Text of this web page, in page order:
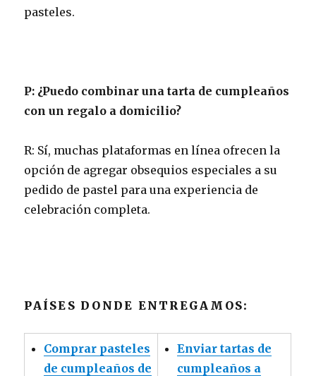
pasteles.
P: ¿Puedo combinar una tarta de cumpleaños
con un regalo a domicilio?
R: Sí, muchas plataformas en línea ofrecen la
opción de agregar obsequios especiales a su
pedido de pastel para una experiencia de
celebración completa.
PAÍSES DONDE ENTREGAMOS:
Comprar pasteles
de cumpleaños de
Enviar tartas de
cumpleaños a